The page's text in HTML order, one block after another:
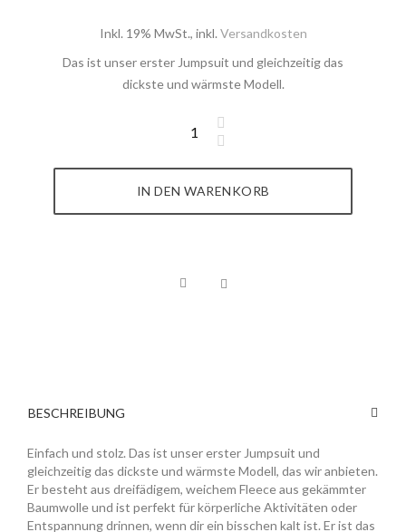
Inkl. 19% MwSt., inkl. Versandkosten
Das ist unser erster Jumpsuit und gleichzeitig das
dickste und wärmste Modell.
IN DEN WARENKORB
BESCHREIBUNG
Einfach und stolz. Das ist unser erster Jumpsuit und
gleichzeitig das dickste und wärmste Modell, das wir anbieten.
Er besteht aus dreifädigem, weichem Fleece aus gekämmter
Baumwolle und ist perfekt für körperliche Aktivitäten oder
Entspannung drinnen, wenn dir ein bisschen kalt ist. Er ist das